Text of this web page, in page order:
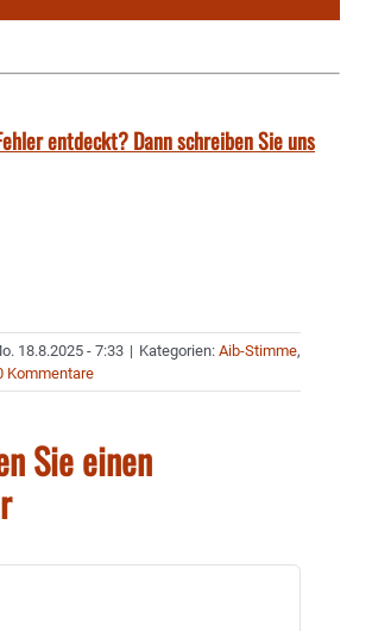
entdeckt? Dann schreiben Sie uns
18.8.2025 - 7:33 | Kategorien: Aib-Stimme,
Kommentare
Sie einen